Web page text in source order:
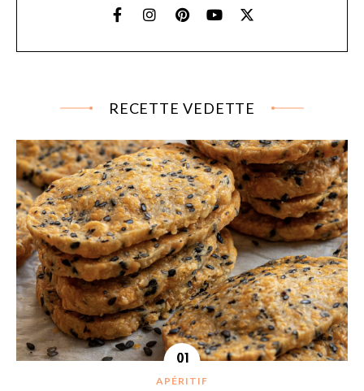
RECETTE VEDETTE
APÉRITIF